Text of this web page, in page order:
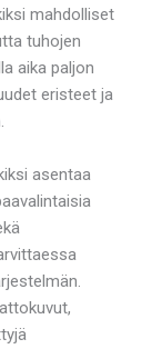
mahdolliset
tuhojen
aika paljon
eristeet ja
asentaa